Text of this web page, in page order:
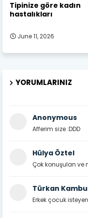
Tipinize göre kadın
hastalıkları
June 11, 2026
YORUMLARINIZ
Anonymous
Afferim size :DDD
Hülya Öztel
Çok konuşulan ve
Türkan
Erkek çocuk